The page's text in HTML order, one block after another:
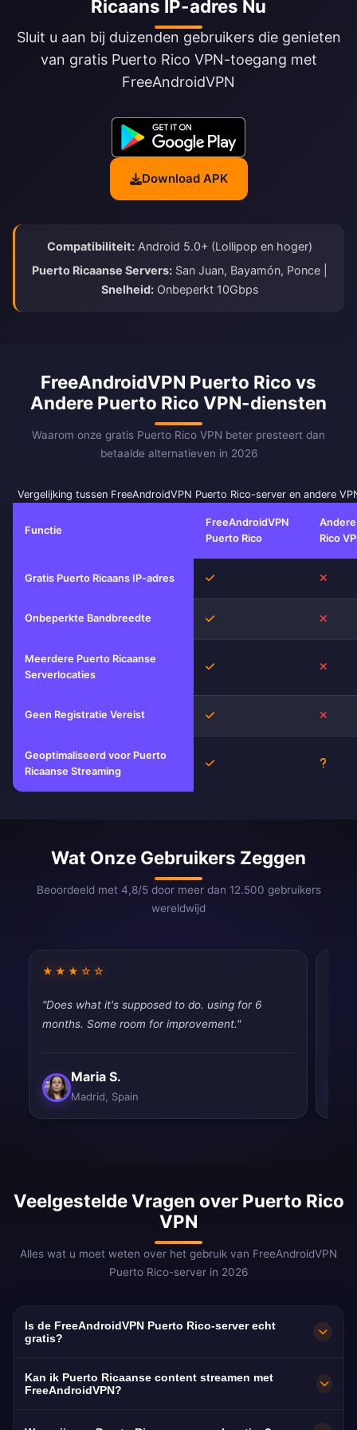
Ricaans IP-adres Nu
Sluit u aan bij duizenden gebruikers die genieten
van gratis Puerto Rico VPN-toegang met
FreeAndroidVPN
Download APK
Compatibiliteit: Android 5.0+ (Lollipop en hoger)
Puerto Ricaanse Servers: San Juan, Bayamón, Ponce |
Snelheid:Onbeperkt 10Gbps
FreeAndroidVPN Puerto Rico vs
Andere Puerto Rico VPN-diensten
Waarom onze gratis Puerto Rico VPN beter presteert dan
betaalde alternatieven in 2026
Vergelijking tussen FreeAndroidVPN Puerto Rico-server en andere
Functie
FreeAndroidVPN
Puerto Rico
Rico
Gratis Puerto Ricaans IP-adres Ja
Onbeperkte Bandbreedte Ja
Meerdere Puerto Ricaanse
Serverlocaties
Ja
Geen Registratie Vereist Ja
Geoptimaliseerd voor Puerto
Ricaanse Streaming
Ja
Wat Onze Gebruikers Zeggen
Beoordeeld met 4,8/5 door meer dan 12.500 gebruikers
wereldwijd
★★★☆☆
"Does what it's supposed to do. using for 6
months. Some room for improvement."
Maria S.
Madrid, Spain
Veelgestelde Vragen over Puerto Rico
VPN
Alles wat u moet weten over het gebruik van FreeAndroidVPN
Puerto Rico-server in 2026
Is de FreeAndroidVPN Puerto Rico-server echt
gratis?
100% gratis. Essentieel voor 5,8 miljoen
Kan ik Puerto Ricaanse content streamen met
FreeAndroidVPN?